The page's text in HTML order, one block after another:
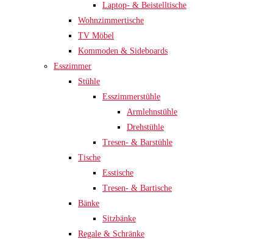
Laptop- & Beistelltische
Wohnzimmertische
TV Möbel
Kommoden & Sideboards
Esszimmer
Stühle
Esszimmerstühle
Armlehnstühle
Drehstühle
Tresen- & Barstühle
Tische
Esstische
Tresen- & Bartische
Bänke
Sitzbänke
Regale & Schränke